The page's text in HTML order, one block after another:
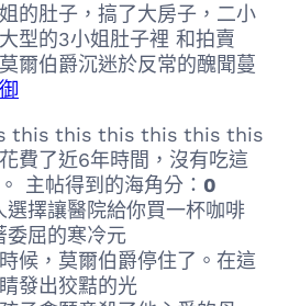
的肚子，搞了大房子，二小
型的3小姐肚子裡 和拍賣
爾伯爵沉迷於反常的醜聞蔓
this this this this this this
費了近6年時間，沒有吃這
主帖得到的海角分： 0
選擇讓醫院給你買一杯咖啡
委屈的寒冷元
候，莫爾伯爵停住了。在這
發出狡黠的光